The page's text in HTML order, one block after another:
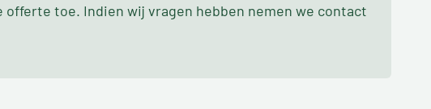
offerte toe. Indien wij vragen hebben nemen we contact